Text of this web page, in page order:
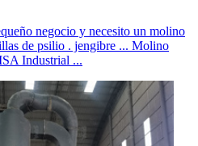
negocio y necesito un molino
de psilio . jengibre ... Molino
Industrial ...